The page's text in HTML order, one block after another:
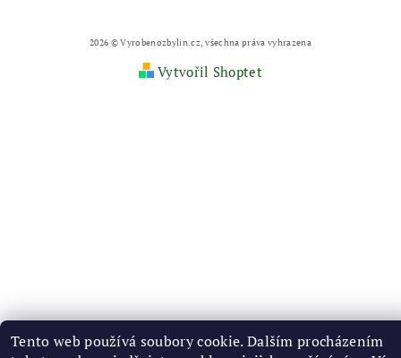
2026 © Vyrobenozbylin.cz, všechna práva vyhrazena
Vytvořil Shoptet
Tento web používá soubory cookie. Dalším procházením